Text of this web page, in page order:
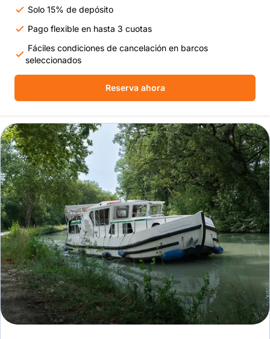
Solo 15% de depósito
Pago flexible en hasta 3 cuotas
Fáciles condiciones de cancelación en barcos
seleccionados
Reserva ahora